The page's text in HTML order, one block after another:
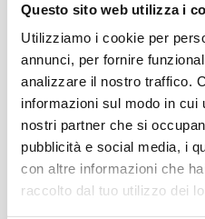
Questo sito web utilizza i
Utilizziamo i cookie per
annunci, per fornire
analizzare il nostro traffico.
informazioni sul modo in
nostri partner che si
pubblicità e social media, i
con altre informazioni che
raccolto dal tuo utilizzo dei